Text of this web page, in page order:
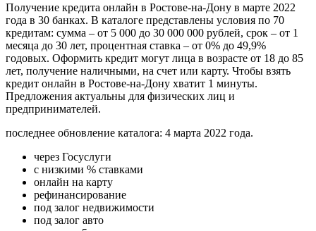
Получение кредита онлайн в Ростове-на-Дону в марте 2022
года в 30 банках. В каталоге представлены условия по 70
кредитам: сумма – от 5 000 до 30 000 000 рублей, срок – от 1
месяца до 30 лет, процентная ставка – от 0% до 49,9%
годовых. Оформить кредит могут лица в возрасте от 18 до 85
лет, получение наличными, на счет или карту. Чтобы взять
кредит онлайн в Ростове-на-Дону хватит 1 минуты.
Предложения актуальны для физических лиц и
предпринимателей.
последнее обновление каталога: 4 марта 2022 года.
через Госуслуги
с низкими % ставками
онлайн на карту
рефинансирование
под залог недвижимости
под залог авто